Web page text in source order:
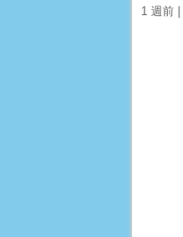
1 週前